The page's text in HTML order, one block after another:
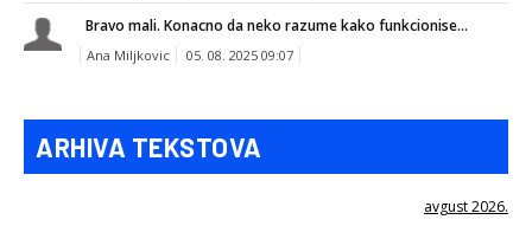
Bravo mali. Konacno da neko razume kako funkcionise...
Ana Miljkovic 05. 08. 2025 09:07
ARHIVA TEKSTOVA
avgust 2026.